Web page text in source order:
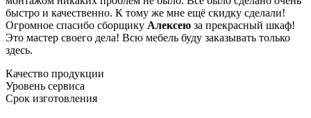
быстро и качественно. К тому же мне ещё скидку сделали!
Огромное спасибо сборщику Алексею за прекрасный шкаф!
Это мастер своего дела! Всю мебель буду заказывать только
здесь.
Качество продукции
Уровень сервиса
Срок изготовления